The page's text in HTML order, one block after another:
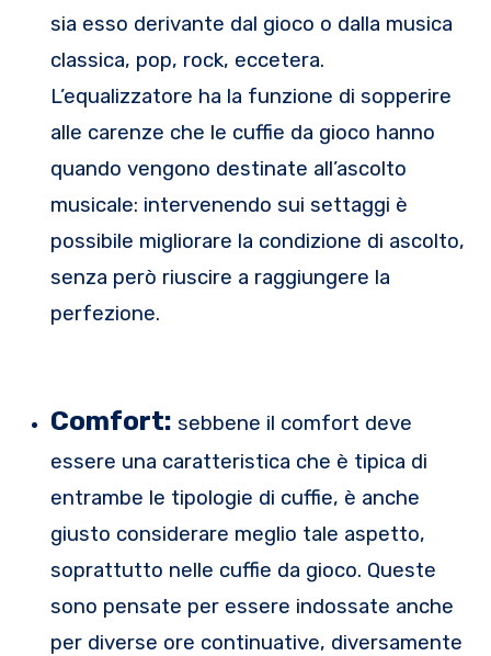
sia esso derivante dal gioco o dalla musica
classica, pop, rock, eccetera.
L’equalizzatore ha la funzione di sopperire
alle carenze che le cuffie da gioco hanno
quando vengono destinate all’ascolto
musicale: intervenendo sui settaggi è
possibile migliorare la condizione di ascolto,
senza però riuscire a raggiungere la
perfezione.
Comfort: sebbene il comfort deve
essere una caratteristica che è tipica di
entrambe le tipologie di cuffie, è anche
giusto considerare meglio tale aspetto,
soprattutto nelle cuffie da gioco. Queste
sono pensate per essere indossate anche
per diverse ore continuative, diversamente